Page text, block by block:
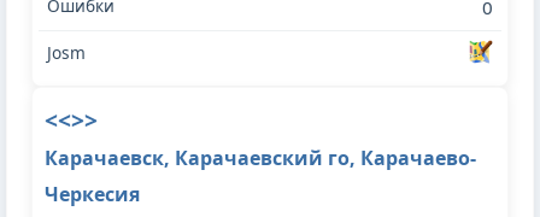
0
<<>>
Карачаевск, Карачаевский го, Карачаево-
Черкесия